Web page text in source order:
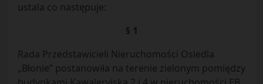
ustala co następuje:
§ 1
Rada Przedstawicieli Nieruchomości Osiedla
„Błonie” postanowiła na terenie zielonym pomiędzy